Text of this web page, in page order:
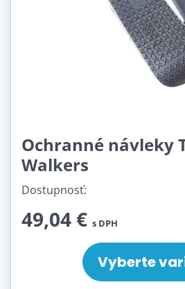
Ochranné návleky
Walkers
Dostupnosť:
49,04 € s DPH
Vyberte